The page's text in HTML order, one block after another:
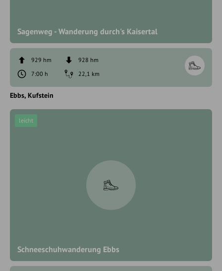
Sagenweg - Wanderung durch's Kaisertal
929 hm
928 hm
7:00 h
22,1 km
Ebbs Kufstein
Schneeschuhwanderung Ebbs
leicht